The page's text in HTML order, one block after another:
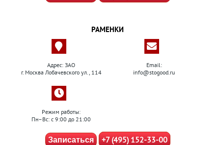
РАМЕНКИ
Адрес: ЗАО
г. Москва Лобачевского ул., 114
Email:
info@stogood.ru
Режим работы:
Пн–Вс: с 9:00 до 21:00
Записаться +7 (495) 152-33-00